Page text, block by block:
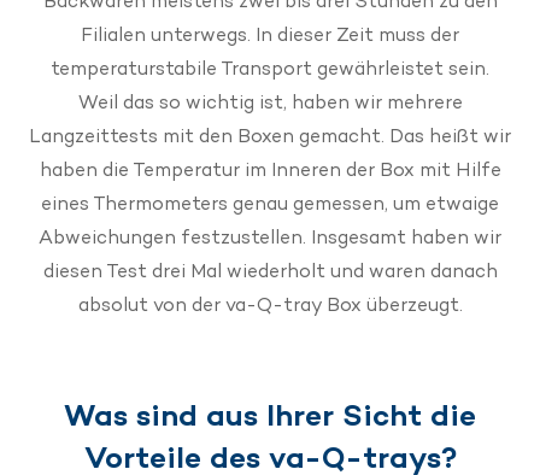
Filialen unterwegs. In dieser Zeit muss der
temperaturstabile Transport gewährleistet sein.
Weil das so wichtig ist, haben wir mehrere
Langzeittests mit den Boxen gemacht. Das heißt wir
haben die Temperatur im Inneren der Box mit Hilfe
eines Thermometers genau gemessen, um etwaige
Abweichungen festzustellen. Insgesamt haben wir
diesen Test drei Mal wiederholt und waren danach
absolut von der va-Q-tray Box überzeugt.
Was sind aus Ihrer Sicht die
Vorteile des va-Q-trays?